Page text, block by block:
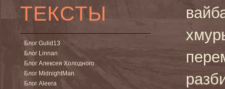
ТЕКСТЫ
Блог Gulid13
Блог Linnan
Блог Алексея Холодного
Блог MidnightMan
Блог Aleera